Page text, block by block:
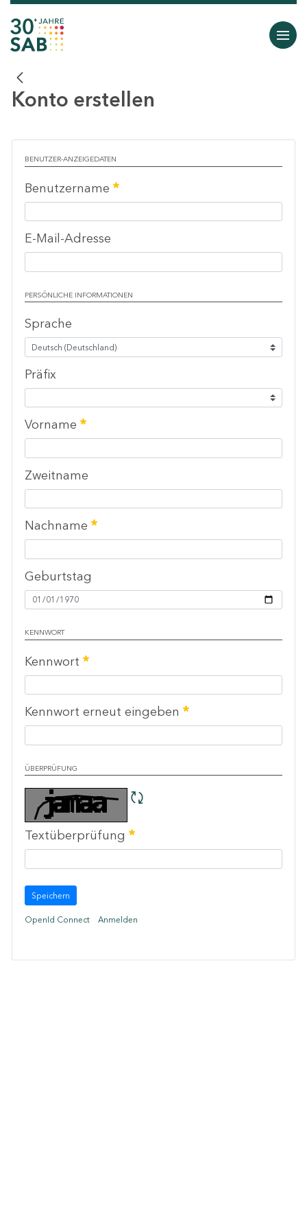
Konto erstellen
BENUTZER-ANZEIGEDATEN
Benutzername Erforderlich
E-Mail-Adresse
PERSÖNLICHE INFORMATIONEN
Sprache
Präfix
Vorname Erforderlich
Zweitname
Nachname Erforderlich
Geburtstag
KENNWORT
Kennwort Erforderlich
Kennwort erneut eingeben Erforderlich
ÜBERPRÜFUNG
CAPTCHA neu laden
Textüberprüfung Erforderlich
Speichern
OpenId Connect Anmelden